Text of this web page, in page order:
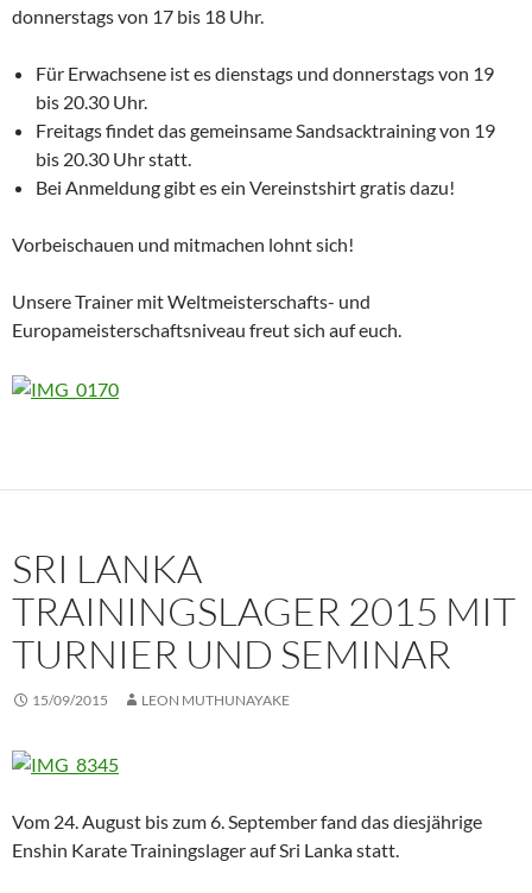
donnerstags von 17 bis 18 Uhr.
Für Erwachsene ist es dienstags und donnerstags von 19
bis 20.30 Uhr.
Freitags findet das gemeinsame Sandsacktraining von 19
bis 20.30 Uhr statt.
Bei Anmeldung gibt es ein Vereinstshirt gratis dazu!
Vorbeischauen und mitmachen lohnt sich!
Unsere Trainer mit Weltmeisterschafts- und
Europameisterschaftsniveau freut sich auf euch.
SRI LANKA
TRAININGSLAGER 2015 MIT
TURNIER UND SEMINAR
15/09/2015 LEON MUTHUNAYAKE
Vom 24. August bis zum 6. September fand das diesjährige
Enshin Karate Trainingslager auf Sri Lanka statt.